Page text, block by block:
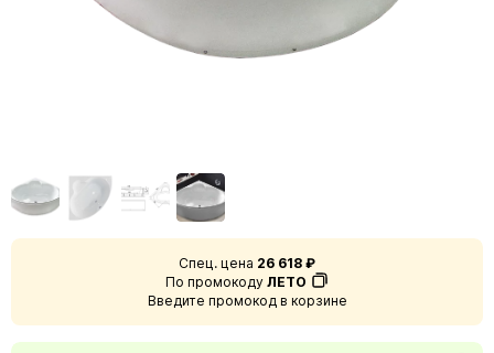
Спец. цена 26 618 ₽
По промокоду ЛЕТО
Введите промокод в корзине